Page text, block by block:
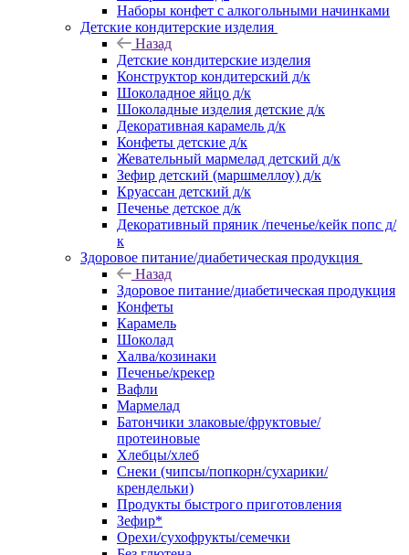
Наборы конфет с алкогольными начинками
Детские кондитерские изделия
Назад
Детские кондитерские изделия
Конструктор кондитерский д/к
Шоколадное яйцо д/к
Шоколадные изделия детские д/к
Декоративная карамель д/к
Конфеты детские д/к
Жевательный мармелад детский д/к
Зефир детский (маршмеллоу) д/к
Круассан детский д/к
Печенье детское д/к
Декоративный пряник /печенье/кейк попс д/
к
Здоровое питание/диабетическая продукция
Назад
Здоровое питание/диабетическая продукция
Конфеты
Карамель
Шоколад
Халва/козинаки
Печенье/крекер
Вафли
Мармелад
Батончики злаковые/фруктовые/
протеиновые
Хлебцы/хлеб
Снеки (чипсы/попкорн/сухарики/
крендельки)
Продукты быстрого приготовления
Зефир*
Орехи/сухофрукты/семечки